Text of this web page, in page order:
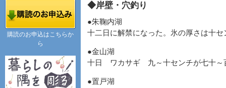
◆岸壁・穴釣り
●朱鞠内湖
十二日に解禁になった。氷の厚さは十
●金山湖
十日 ワカサギ 九～十センチが七十～
●置戸湖
購読のお申込はこちらか
ら